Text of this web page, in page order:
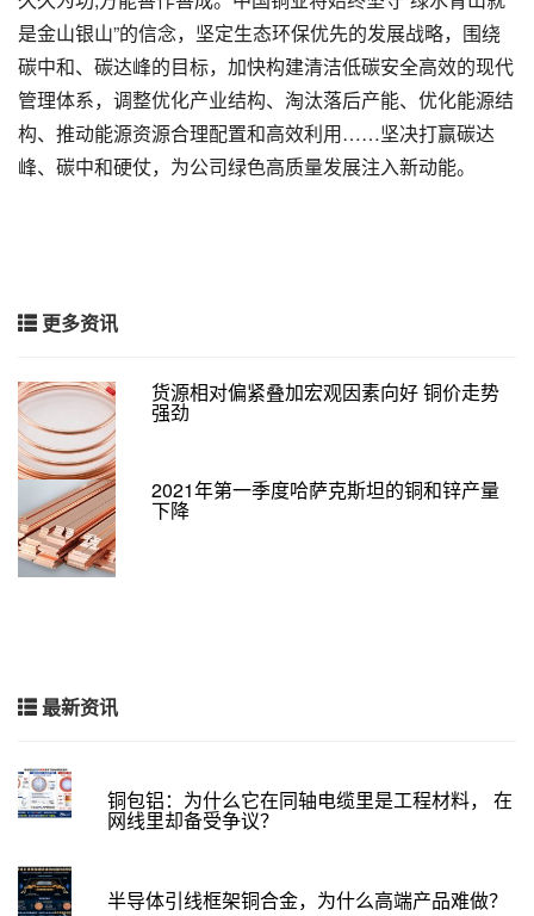
是金山银山”的信念，坚定生态环保优先的发展战略，围绕
碳中和、碳达峰的目标，加快构建清洁低碳安全高效的现代
管理体系，调整优化产业结构、淘汰落后产能、优化能源结
构、推动能源资源合理配置和高效利用……坚决打赢碳达
峰、碳中和硬仗，为公司绿色高质量发展注入新动能。
更多资讯
货源相对偏紧叠加宏观因素向好 铜价走势
强劲
2021年第一季度哈萨克斯坦的铜和锌产量
下降
最新资讯
铜包铝：为什么它在同轴电缆里是工程材料， 在
网线里却备受争议？
半导体引线框架铜合金，为什么高端产品难做？